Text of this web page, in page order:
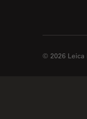
© 2026 Leica